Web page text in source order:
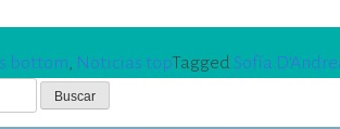
bottom, Noticias topTagged Sofía